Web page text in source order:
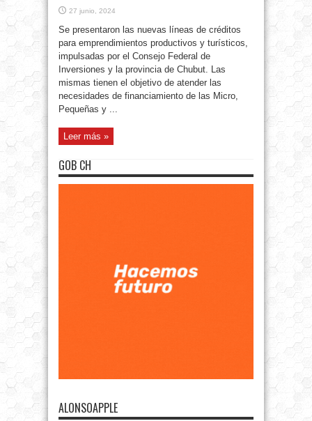
27 junio, 2024
Se presentaron las nuevas líneas de créditos
para emprendimientos productivos y turísticos,
impulsadas por el Consejo Federal de
Inversiones y la provincia de Chubut. Las
mismas tienen el objetivo de atender las
necesidades de financiamiento de las Micro,
Pequeñas y ...
Leer más »
GOB CH
ALONSOAPPLE